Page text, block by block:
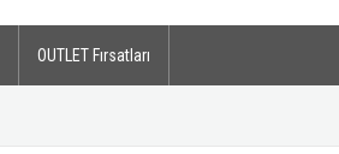
OUTLET Fırsatları